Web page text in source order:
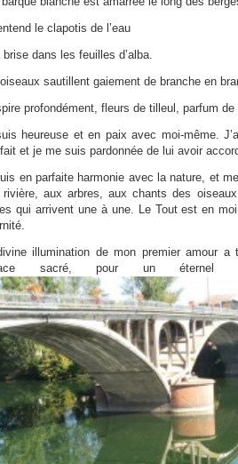
le clapotis de l’eau
dans les feuilles d’alba.
oiseaux sautillent gaiement de branche en
profondément, fleurs de tilleul, parfum de
heureuse et en paix avec moi-même.
fait et je me suis pardonnée de lui avoir
en parfaite harmonie avec la nature, et
aux arbres, aux chants des
qui arrivent une à une. Le Tout est en
illumination de mon premier amour
sacré, pour un éternel